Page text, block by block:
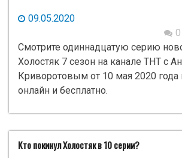
09.05.2020
Смотрите одиннадцатую серию
Холостяк 7 сезон на канале ТНТ с
Криворотовым от 10 мая 2020 года
онлайн и бесплатно.
Кто покинул Холостяк в 10 серии?